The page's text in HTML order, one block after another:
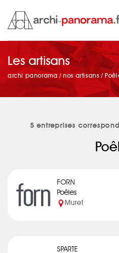
Les artisans
archi panorama /nos artisans /
5 entreprises
FORN
Poêles
Muret
SPARTE